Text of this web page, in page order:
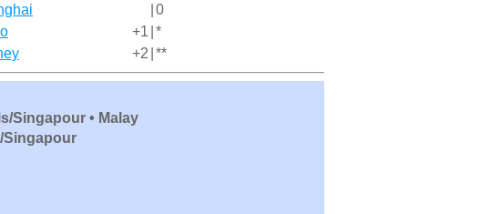
0
+1 *
+2 **
Singapour • Malay
Singapour